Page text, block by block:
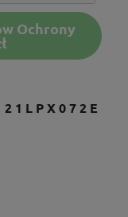
Ochrony